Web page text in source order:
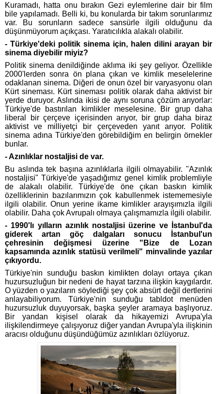
Kuramadı, hatta onu bırakın Gezi eylemlerine dair bir film
bile yapılamadı. Belli ki, bu konularda bir takım sorunlarımız
var. Bu sorunların sadece sansürle ilgili olduğunu da
düşünmüyorum açıkçası. Yaratıcılıkla alakalı olabilir.
- Türkiye'deki politik sinema için, halen dilini arayan bir
sinema diyebilir miyiz?
Politik sinema denildiğinde aklıma iki şey geliyor. Özellikle
2000'lerden sonra ön plana çıkan ve kimlik meselelerine
odaklanan sinema. Diğeri de onun özel bir varyasyonu olan
Kürt sineması. Kürt sineması politik olarak daha aktivist bir
yerde duruyor. Aslında ikisi de aynı soruna çözüm arıyorlar:
Türkiye'de bastırılan kimlikler meselesine. Bir grup daha
liberal bir çerçeve içerisinden arıyor, bir grup daha biraz
aktivist ve milliyetçi bir çerçeveden yanıt arıyor. Politik
sinema adına Türkiye'den görebildiğim en belirgin örnekler
bunlar.
- Azınlıklar nostaljisi de var.
Bu aslında tek başına azınlıklarla ilgili olmayabilir. "Azınlık
nostaljisi" Türkiye'de yaşadığımız genel kimlik problemliyle
de alakalı olabilir. Türkiye'de öne çıkan baskın kimlik
özelliklerinin bazılarımızın çok kabullenmek istememesiyle
ilgili olabilir. Onun yerine ikame kimlikler arayışımızla ilgili
olabilir. Daha çok Avrupalı olmaya çalışmamızla ilgili olabilir.
- 1990'lı yılların azınlık nostaljisi üzerine ve İstanbul'da
giderek artan göç dalgaları sonucu İstanbul'un
çehresinin değişmesi üzerine "Bize de Lozan
kapsamında azınlık statüsü verilmeli" minvalinde yazılar
çıkıyordu.
Türkiye'nin sunduğu baskın kimlikten dolayı ortaya çıkan
huzursuzluğun bir nedeni de hayat tarzına ilişkin kaygılardır.
O yüzden o yazıların söylediği şey çok absürt değil dertlerini
anlayabiliyorum. Türkiye'nin sunduğu tabldot menüden
huzursuzluk duyuyorsak, başka şeyler aramaya başlıyoruz.
Bir yandan kişisel olarak da hikayemizi Avrupa'yla
ilişkilendirmeye çalışıyoruz diğer yandan Avrupa'yla ilişkinin
aracısı olduğunu düşündüğümüz azınlıkları özlüyoruz.